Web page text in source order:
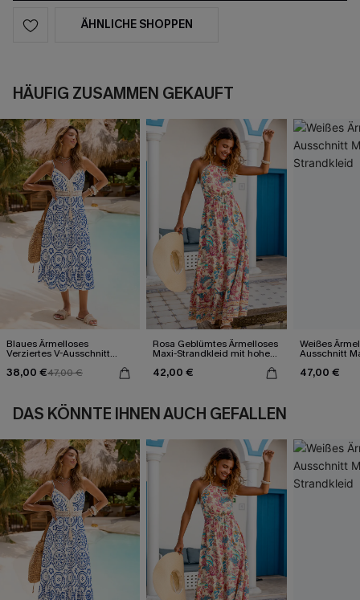
ÄHNLICHE SHOPPEN
HÄUFIG ZUSAMMEN GEKAUFT
Blaues Ärmelloses
Verziertes V-Ausschnitt
38,00 €47,00 €
Rosa Geblümtes Ärmelloses
Maxi-Strandkleid mit hohem
42,00 €
Weißes
Ausschnitt
47,00 €
DAS KÖNNTE IHNEN AUCH GEFALLEN